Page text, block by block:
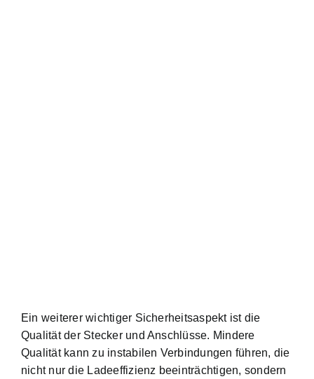
Ein weiterer wichtiger Sicherheitsaspekt ist die
Qualität der Stecker und Anschlüsse. Mindere
Qualität kann zu instabilen Verbindungen führen, die
nicht nur die Ladeeffizienz beeinträchtigen, sondern